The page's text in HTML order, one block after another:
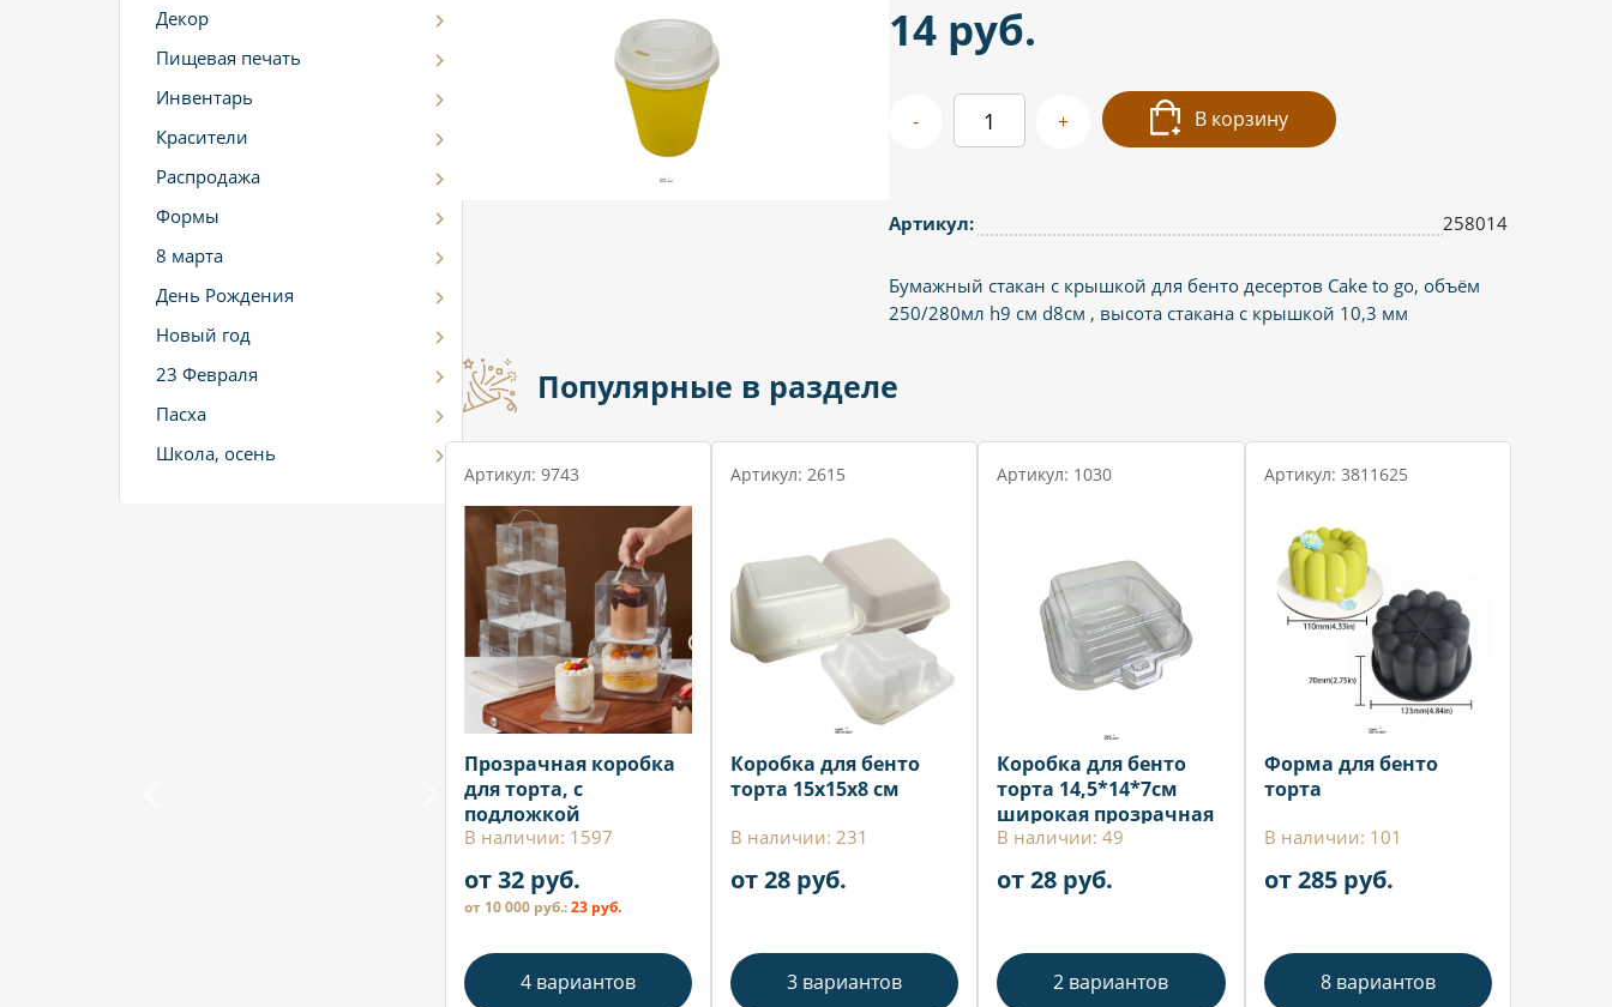
Декор
Пищевая печать
Инвентарь
Красители
Распродажа
Формы
8 марта
День Рождения
Новый год
23 Февраля
Пасха
Школа, осень
14 руб.
- + В корзину
Артикул: 258014
Бумажный стакан с крышкой для бенто десертов Cake to go, объём
250/280мл h9 см d8см , высота стакана с крышкой 10,3 мм
Популярные в разделе
Артикул: 9743
Прозрачная коробка
для торта, с
подложкой
В наличии: 1597
от 32 руб.
от 10 000 руб.:23 руб.
4 вариантов
Артикул: 2615
Коробка для бенто
торта 15х15х8 см
В наличии: 231
от 28 руб.
3 вариантов
Артикул: 1030
Коробка для бенто
торта 14,5*14*7см
широкая прозрачная
В наличии: 49
от 28 руб.
2 вариантов
Артикул: 3811625
Форма для бенто
торта
В наличии: 101
от 285 руб.
8 вариантов